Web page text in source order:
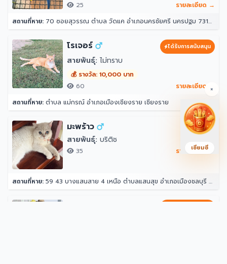
25
รายละเอียด →
สถานที่หาย: 70 ซอยสุวรรณ ตำบล วัดแค อำเภอนครชัยศรี นครปฐม 73120
โรเจอร์ ได้รับการสนับสนุน
สายพันธุ์: ไม่ทราบ
💰 รางวัล: 10,000 บาท
60
รายละเอียด →
สถานที่หาย: ตำบล แม่กรณ์ อำเภอเมืองเชียงราย เชียงราย
มะพร้าว
สายพันธุ์: บริติช
35 รายละเอียด →
สถานที่หาย: 59 43 บางแสนสาย 4 เหนือ ตำบลแสนสุข อำเภอเมืองชลบุรี ชลบุรี 20130
×
เซียมซี